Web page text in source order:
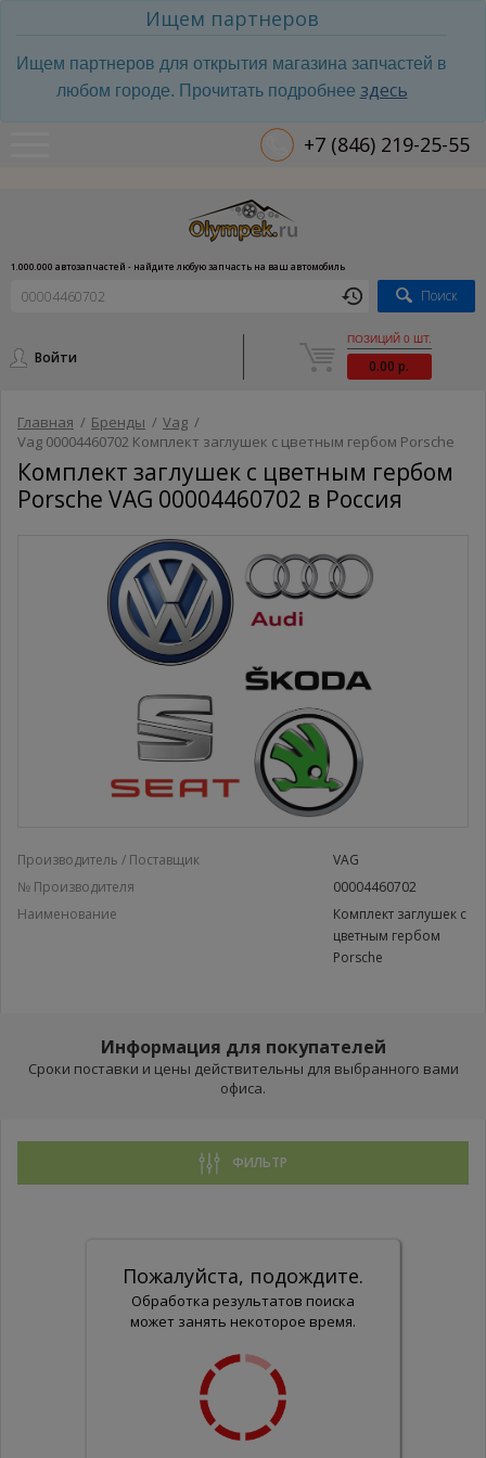
Ищем партнеров
Ищем партнеров для открытия магазина запчастей в
любом городе. Прочитать подробнее здесь
+7 (846) 219-25-55
1.000.000 автозапчастей - найдите любую запчасть на ваш автомобиль
Поиск
Войти
ПОЗИЦИЙ 0 ШТ.
0.00 р.
Главная / Бренды / Vag /
Vag 00004460702 Комплект заглушек с цветным гербом Porsche
Комплект заглушек с цветным гербом
Porsche VAG 00004460702 в Россия
Производитель / Поставщик
VAG
№ Производителя
00004460702
Наименование
Комплект заглушек с
цветным гербом
Porsche
Информация для покупателей
Сроки поставки и цены действительны для выбранного вами
офиса.
ФИЛЬТР
Пожалуйста, подождите.
Обработка результатов поиска
может занять некоторое время.